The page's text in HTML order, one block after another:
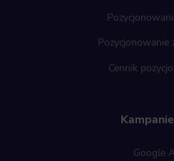
Pozycjonowanie
Cennik
Google